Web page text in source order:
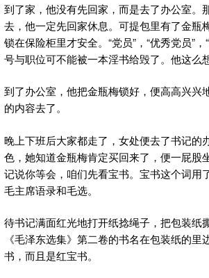
到了家，他没有先回家，而是去了办公室。
去，他一定先回家休息。可提包里有了金瓶
锁在保险柜里才安全。“党员”，“优秀党员”
号与职位可不能被一本淫书给毁了。他这么想
到了办公室，他把金瓶梅锁好，便高高兴兴
的内容去了。
晚上下班后大家都走了，女处便去了书记的
色，她知道金瓶梅肯定买回来了，便一屁股
记说你等会，咱们先看宝书。宝书这个词用
毛主席语录和毛选。
待书记满面红光地打开纸捻绳子，把包装纸
《毛泽东选集》第二卷的书名在包装纸的里
书，而且是红宝书。